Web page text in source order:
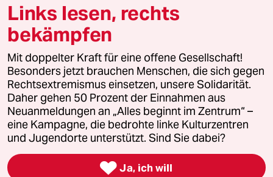
© 2026 taz Verlags und Vertriebs GmbH
Alle Rechte vorbehalten. Bei rechtlichen Fragen oder für Genehmigungen
wenden Sie sich bitte an
lizenzen@taz.de
Feedback Redaktionsstatut Kommune-Richtlinien
Leitlinie Informant Datenschutz Impressum AGB
Seitenwende Einwilligungen widerrufen (Ads)
Links lesen, rechts
bekämpfen
Mit doppelter Kraft für eine offene Gesellschaft!
Besonders jetzt brauchen Menschen, die sich gegen
Rechtsextremismus einsetzen, unsere Solidarität.
Daher gehen 50 Prozent der Einnahmen aus
Neuanmeldungen an „Alles beginnt im Zentrum“ –
eine Kampagne, die bedrohte linke Kulturzentren
und Jugendorte unterstützt. Sind Sie dabei?
 Ja, ich will